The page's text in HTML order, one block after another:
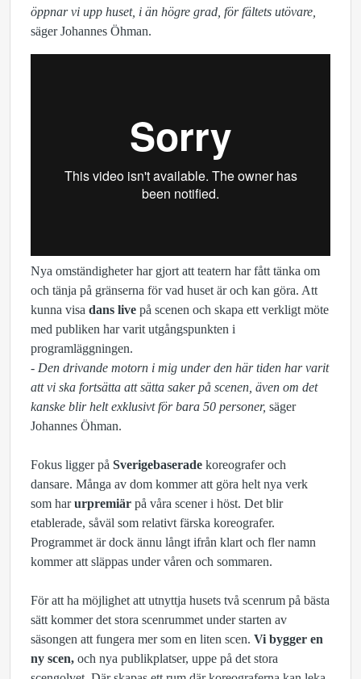
öppnar vi upp huset, i än högre grad, för fältets utövare,
säger Johannes Öhman.
Nya omständigheter har gjort att teatern har fått tänka om
och tänja på gränserna för vad huset är och kan göra. Att
kunna visa dans live på scenen och skapa ett verkligt möte
med publiken har varit utgångspunkten i
programläggningen.
- Den drivande motorn i mig under den här tiden har varit
att vi ska fortsätta att sätta saker på scenen, även om det
kanske blir helt exklusivt för bara 50 personer, säger
Johannes Öhman.
Fokus ligger på Sverigebaserade koreografer och
dansare. Många av dom kommer att göra helt nya verk
som harurpremiär på våra scener i höst. Det blir
etablerade, såväl som relativt färska koreografer.
Programmet är dock ännu långt ifrån klart och fler namn
kommer att släppas under våren och sommaren.
För att ha möjlighet att utnyttja husets två scenrum på bästa
sätt kommer det stora scenrummet under starten av
säsongen att fungera mer som en liten scen. Vi bygger en
ny scen, och nya publikplatser, uppe på det stora